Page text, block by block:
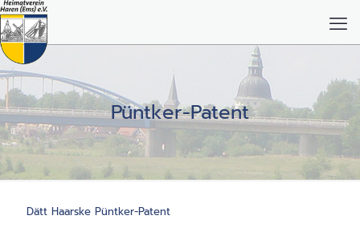
Püntker-Patent
Dätt Haarske Püntker-Patent